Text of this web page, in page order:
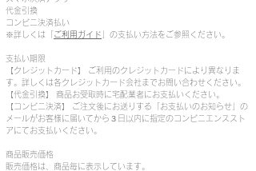
代金引換
コンビニ決済払い
※詳しくは「 ご利用ガイド 」の支払い方法をご参照ください。
支払い期限
【クレジットカード】 ご利用のクレジットカードにより異なりま
す。詳しくは各クレジットカード会社までお問い合わせください。
【代金引換】 商品お受取時に宅配業者にお支払いください。
【コンビニ決済】 ご注文後にお送りする「お支払いのお知らせ」の
メールがお客様に届いてから３日以内に指定のコンビニエンススト
アにてお支払いください。
商品販売価格
販売価格は、商品毎に表示しています。